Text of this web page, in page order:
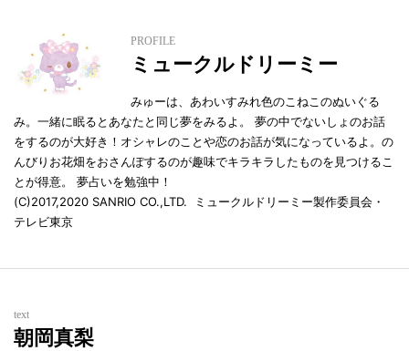
PROFILE
ミュークルドリーミー
みゅーは、あわいすみれ色のこねこのぬいぐる
み。一緒に眠るとあなたと同じ夢をみるよ。 夢の中でないしょのお話
をするのが大好き！オシャレのことや恋のお話が気になっているよ。の
んびりお花畑をおさんぽするのが趣味でキラキラしたものを見つけるこ
とが得意。 夢占いを勉強中！
(C)2017,2020 SANRIO CO.,LTD. ミュークルドリーミー製作委員会・
テレビ東京
text
朝岡真梨